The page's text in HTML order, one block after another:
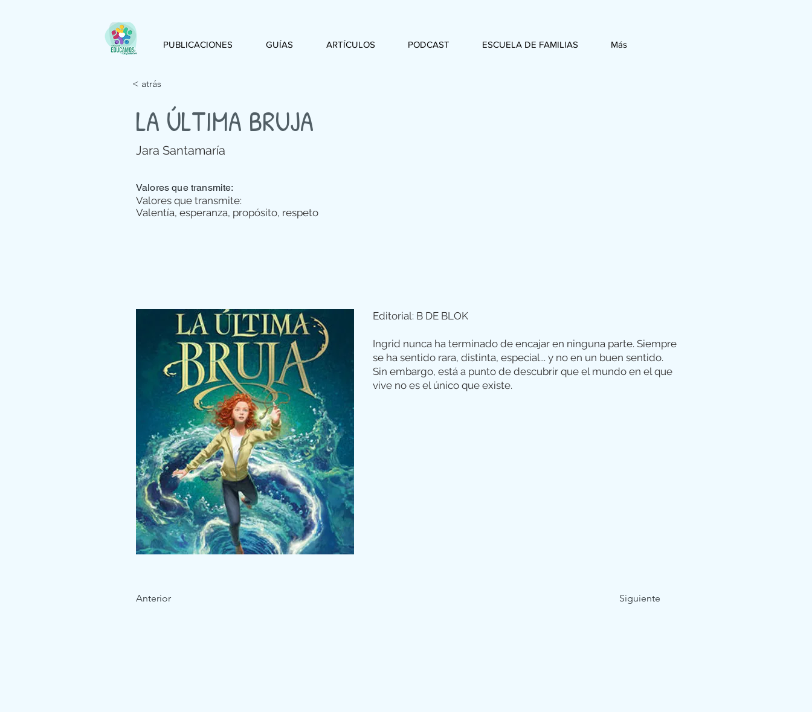
PUBLICACIONES GUÍAS ARTÍCULOS PODCAST ESCUELA DE FAMILIAS Más
< atrás
LA ÚLTIMA BRUJA
Jara Santamaría
Valores que transmite:
Valores que transmite:
Valentía, esperanza, propósito, respeto
Anterior
Editorial: B DE BLOK
Ingrid nunca ha terminado de encajar en ninguna parte. Siempre
se ha sentido rara, distinta, especial... y no en un buen sentido.
Sin embargo, está a punto de descubrir que el mundo en el que
vive no es el único que existe.
Siguiente